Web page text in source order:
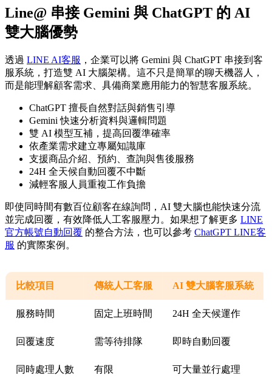
Line@ 串接 Gemini 與 ChatGPT 的 AI
雙大腦優勢
透過 LINE AI客服 ，企業可以將 Gemini 與 ChatGPT 串接到客
服系統，打造雙 AI 大腦架構。這不只是簡單的聊天機器人，
而是能理解顧客需求、具備商業應用能力的智慧客服系統。
ChatGPT 擅長自然對話與銷售引導
Gemini 快速分析資料與邏輯問題
雙 AI 模型互補，提高回覆準確率
依產業需求建立專屬知識庫
支援商品介紹、預約、查詢與售後服務
24H 全天候自動回覆不中斷
減輕客服人員重複工作負擔
即使同時間有數百位顧客在線詢問，AI 雙大腦也能快速分流
並完成回覆，有效降低人工客服壓力。如果想了解更多 LINE
官方帳號自動回覆 的整合方法，也可以參考 ChatGPT LINE客
服 的實際案例。
比較項目 傳統人工客服 AI 雙大腦客服系統
服務時間 固定上班時間 24H 全天候運作
回覆速度 需等待排隊 即時自動回覆
同時處理人數 有限 可大量並行處理